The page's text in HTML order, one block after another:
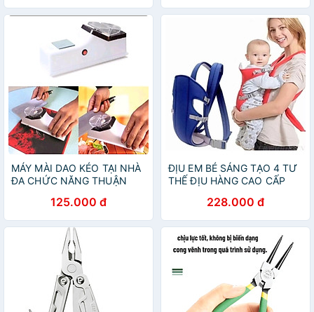
MÁY MÀI DAO KÉO TẠI NHÀ
ĐA CHỨC NĂNG THUẬN
125.000 đ
ĐỊU EM BÉ SÁNG TẠO 4 TƯ
THẾ ĐỊU HÀNG CAO CẤP
228.000 đ